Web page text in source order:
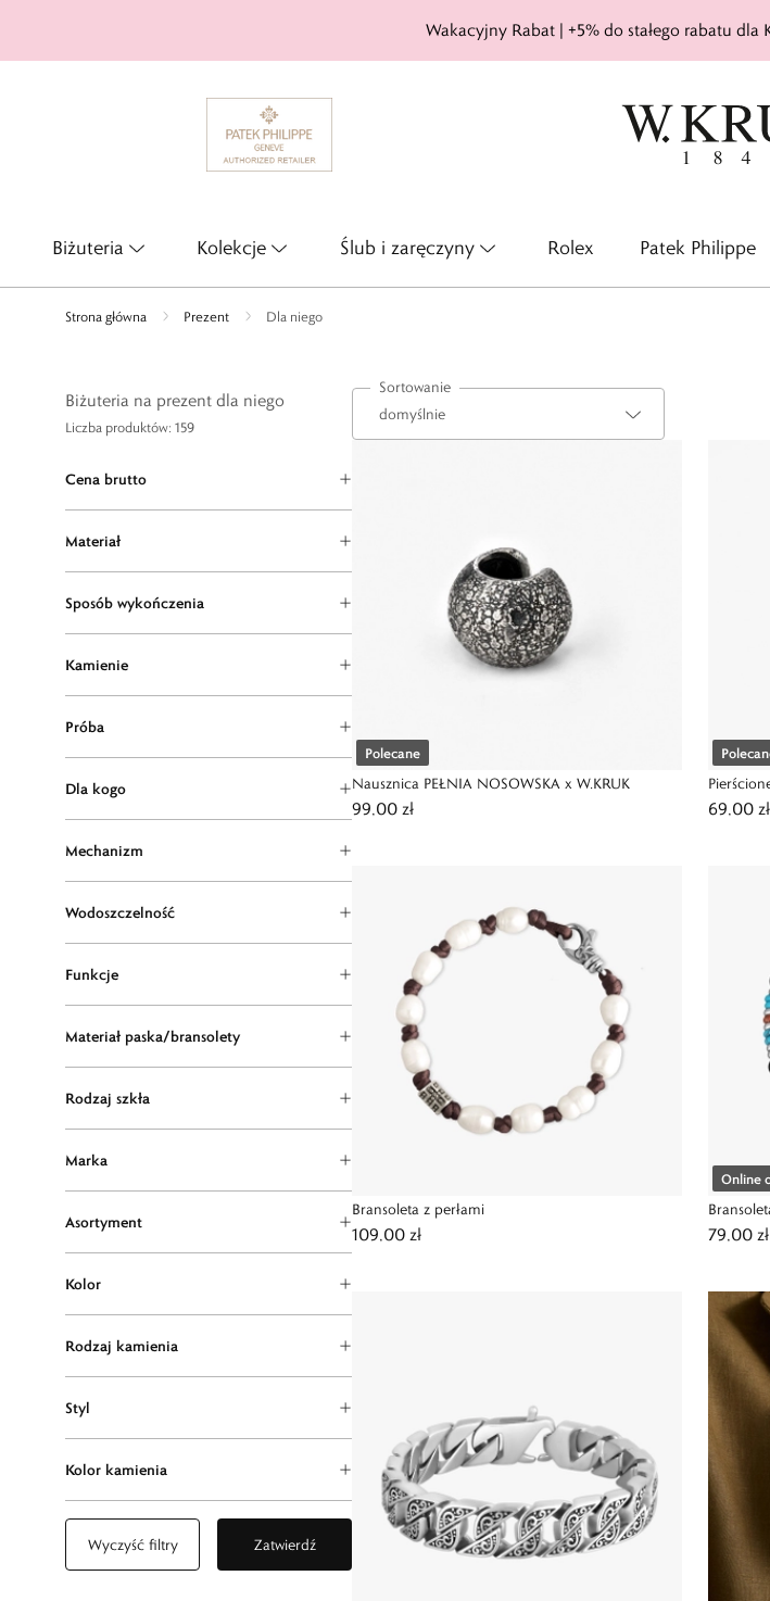
Wakacyjny Rabat | +5% do stałego rabatu dla
Biżuteria Kolekcje Ślub i zaręczyny Rolex Patek Philippe
Strona główna Prezent Dla niego
Biżuteria na prezent dla niego
Liczba produktów: 159
Sortowanie
Cena brutto
Materiał
Sposób wykończenia
Kamienie
Próba
Dla kogo
Mechanizm
Wodoszczelność
Funkcje
Materiał paska/bransolety
Rodzaj szkła
Marka
Asortyment
Kolor
Rodzaj kamienia
Styl
Kolor kamienia
Wyczyść filtry Zatwierdź
Polecane
Nausznica PEŁNIA NOSOWSKA x W.KRUK
99,00 zł 69,00 zł
Bransoleta z perłami
109,00 zł
Online
79,00 zł